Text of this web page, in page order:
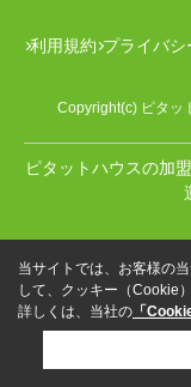
利用規約 プライバシ
Copyright(c) ピタッ
ピタットハウスの加
当サイトでは、お客様の
して、クッキー（Cookie
詳しくは、当社の 「